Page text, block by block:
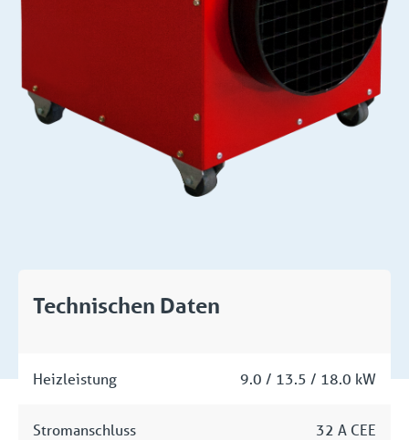
Technischen Daten
Heizleistung 9.0 / 13.5 / 18.0 kW
Stromanschluss 32 A CEE